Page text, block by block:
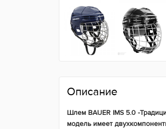
Описание
Шлем BAUER IMS 5.0 -
модель имеет